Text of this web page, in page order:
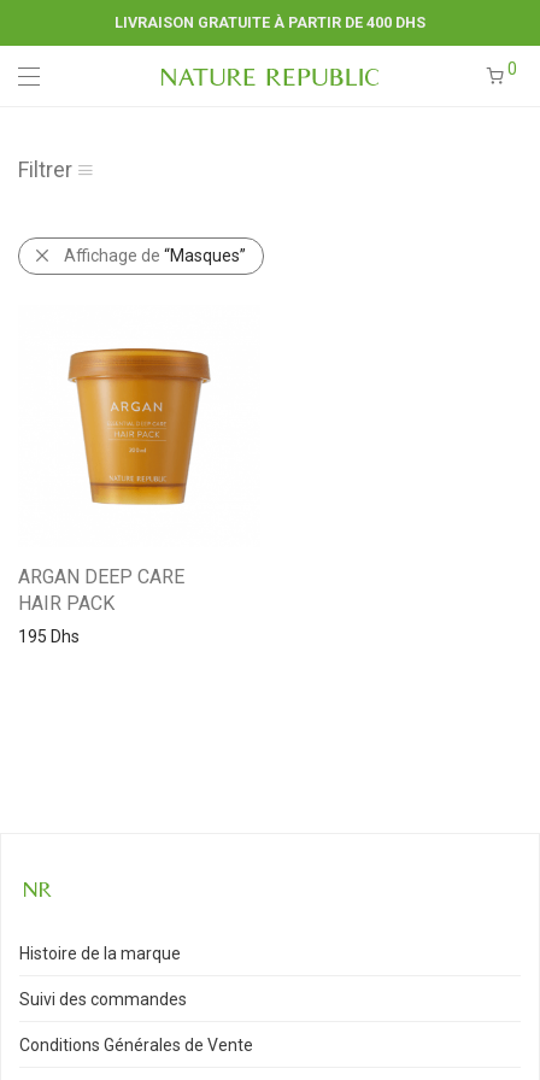
LIVRAISON GRATUITE À PARTIR DE 400 DHS
0
Filtrer
Affichage de “Masques”
ARGAN DEEP CARE
HAIR PACK
195 Dhs
Histoire de la marque
Suivi des commandes
Conditions Générales de Vente